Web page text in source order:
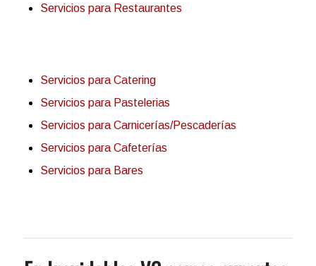
Servicios para Restaurantes
Servicios para Catering
Servicios para Pastelerias
Servicios para Carnicerías/Pescaderías
Servicios para Cafeterías
Servicios para Bares